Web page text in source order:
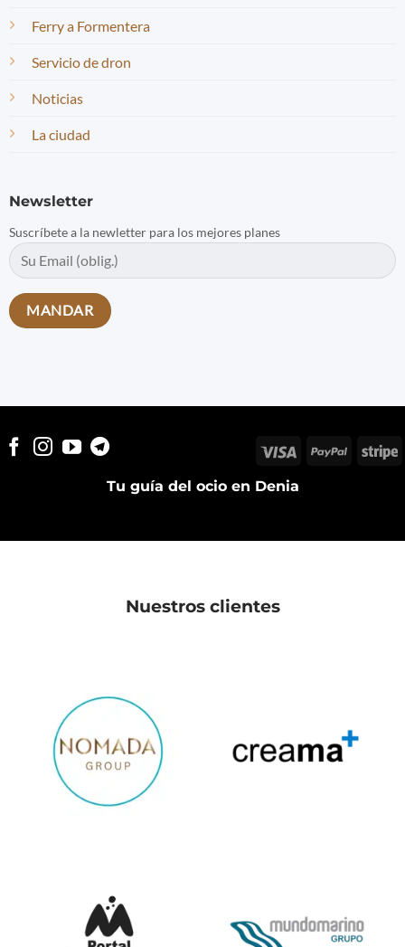
Ferry a Formentera
Servicio de dron
Noticias
La ciudad
Newsletter
Suscríbete a la newletter para los mejores planes
Tu guía del ocio en Denia
Visa PayPal
Nuestros clientes